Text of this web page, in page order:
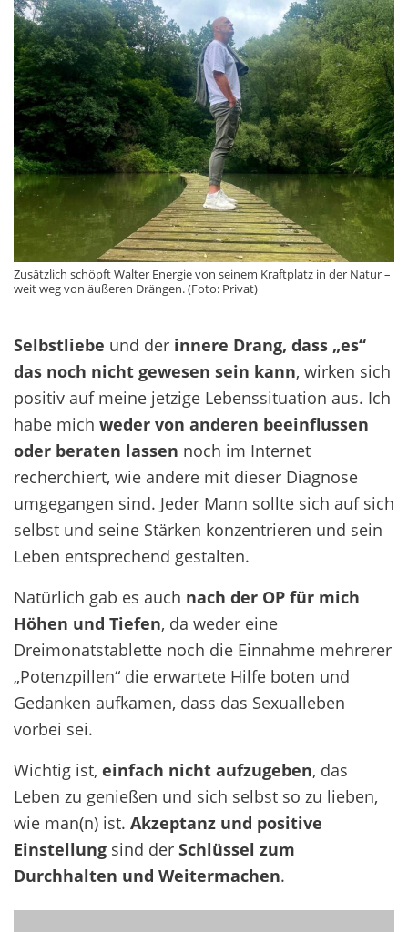
Zusätzlich schöpft Walter Energie von seinem Kraftplatz in der Natur –
weit weg von äußeren Drängen. (Foto: Privat)
Selbstliebe und der innere Drang, dass „es“
das noch nicht gewesen sein kann, wirken sich
positiv auf meine jetzige Lebenssituation aus. Ich
habe mich weder von anderen beeinflussen
oder beraten lassen noch im Internet
recherchiert, wie andere mit dieser Diagnose
umgegangen sind. Jeder Mann sollte sich auf sich
selbst und seine Stärken konzentrieren und sein
Leben entsprechend gestalten.
Natürlich gab es auch nach der OP für mich
Höhen und Tiefen, da weder eine
Dreimonatstablette noch die Einnahme mehrerer
„Potenzpillen“ die erwartete Hilfe boten und
Gedanken aufkamen, dass das Sexualleben
vorbei sei.
Wichtig ist, einfach nicht aufzugeben, das
Leben zu genießen und sich selbst so zu lieben,
wie man(n) ist. Akzeptanz und positive
Einstellung sind der Schlüssel zum
Durchhalten und Weitermachen.